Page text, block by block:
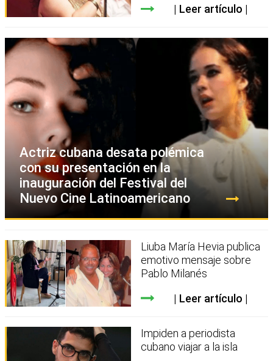
Leer artículo
Actriz cubana desata polémica
con su presentación en la
inauguración del Festival del
Nuevo Cine Latinoamericano
Liuba María Hevia publica
emotivo mensaje sobre
Pablo Milanés
Leer artículo
Impiden a periodista
cubano viajar a la isla